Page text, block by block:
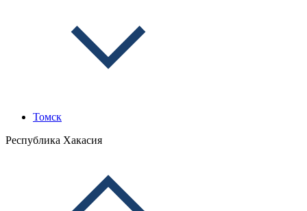
Томск
Республика Хакасия